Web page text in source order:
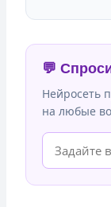
💬
Нейросеть
на любые